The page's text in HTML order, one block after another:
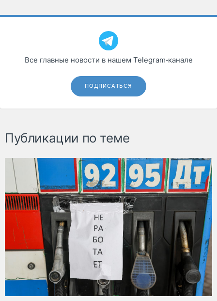
Все главные новости в нашем Telegram‑канале
ПОДПИСАТЬСЯ
Публикации по теме